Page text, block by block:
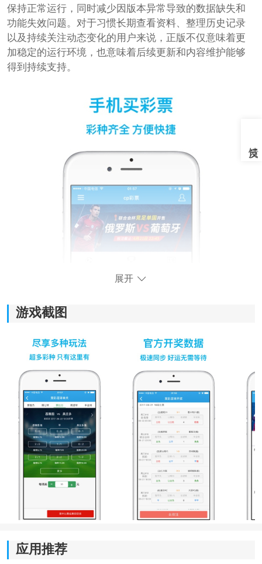
保持正常运行，同时减少因版本异常导致的数据缺失和
功能失效问题。对于习惯长期查看资料、整理历史记录
以及持续关注动态变化的用户来说，正版不仅意味着更
加稳定的运行环境，也意味着后续更新和内容维护能够
得到持续支持。
应用功能
1、首页集中展示热门内容、实时动态以及常用功能入
口，用户进入软件后能够快速查看当前关注的信息内
2、支持历史资料查询功能，可按照日期、时间范围以及
不同分类进行检索，方便长期整理和阶段性对照查看。
3、内置走势图分析模块，涵盖冷热变化、遗漏统计、区
间分布以及趋势曲线等多种内容展示形式。
展开
游戏截图
应用推荐